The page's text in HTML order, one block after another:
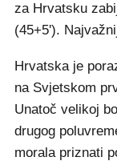
za Hrvatsku
(45+5').
Hrvatska je
na Svjetskom
Unatoč velikoj
drugog
morala priznati